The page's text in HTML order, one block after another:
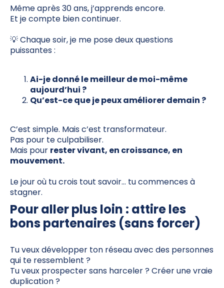
Même après 30 ans, j’apprends encore.
Et je compte bien continuer.
💡 Chaque soir, je me pose deux questions
puissantes :
Ai-je donné le meilleur de moi-même
aujourd’hui ?
Qu’est-ce que je peux améliorer demain ?
C’est simple. Mais c’est transformateur.
Pas pour te culpabiliser.
Mais pour rester vivant, en croissance, en
mouvement.
Le jour où tu crois tout savoir… tu commences à
stagner.
Pour aller plus loin : attire les
bons partenaires (sans forcer)
Tu veux développer ton réseau avec des personnes
qui te ressemblent ?
Tu veux prospecter sans harceler ? Créer une vraie
duplication ?